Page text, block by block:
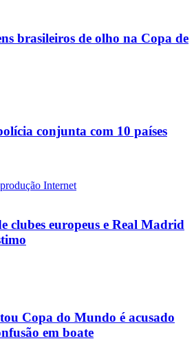
brasileiros de olho na Copa de
conjunta com 10 países
clubes europeus e Real Madrid
Copa do Mundo é acusado
em boate